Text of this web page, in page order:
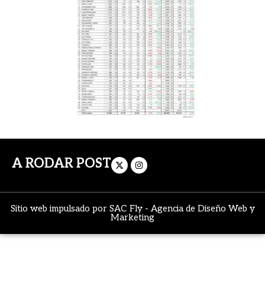
A RODAR POST
Sitio web impulsado por SAC Fly- Agencia de Diseño Web y
Marketing